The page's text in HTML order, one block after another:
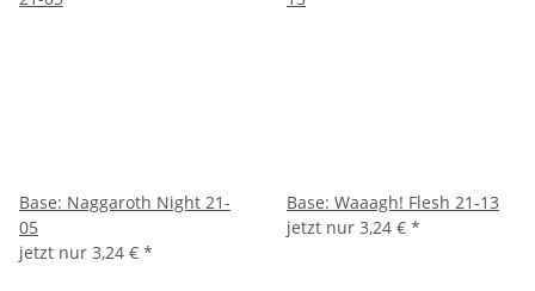
Base: Naggaroth Night 21-
05
jetzt nur 3,24 € *
Base: Waaagh! Flesh 21-13
jetzt nur 3,24 € *